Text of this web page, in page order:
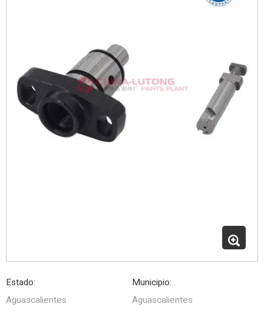
Estado:
Aguascalientes
Municipio:
Aguascalientes